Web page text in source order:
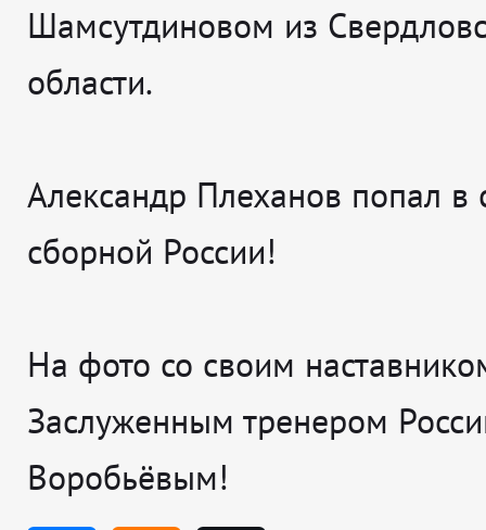
Шамсутдиновом из
области.
Александр Плеханов попал в
сборной России!
На фото со своим
Заслуженным тренером
Воробьёвым!